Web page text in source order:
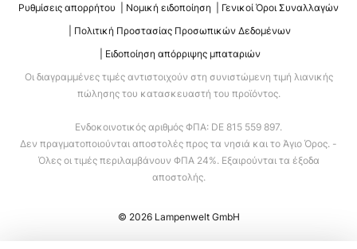
Ρυθμίσεις απορρήτου Νομική ειδοποίηση
Γενικοί Όροι Συναλλαγών
Πολιτική Προστασίας Προσωπικών Δεδομένων
Ειδοποίηση απόρριψης μπαταριών
Οι διαγραμμένες τιμές αντιστοιχούν στη συνιστώμενη τιμή λιανικής
πώλησης του κατασκευαστή του προϊόντος.
Ενδοκοινοτικός αριθμός ΦΠΑ: DE 815 559 897.
Δεν πραγματοποιούνται αποστολές προς τα νησιά και το Άγιο Όρος. -
Όλες οι τιμές περιλαμβάνουν ΦΠΑ 24%. Εξαιρούνται τα έξοδα
αποστολής.
© 2026 Lampenwelt GmbH